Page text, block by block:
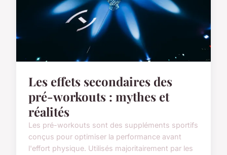
Les effets secondaires des
pré-workouts : mythes et
réalités
Les pré-workouts sont des suppléments sportifs
conçus pour optimiser la performance avant
l'effort physique. Utilisés majoritairement par les